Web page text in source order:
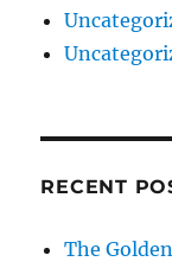
RECENT
The